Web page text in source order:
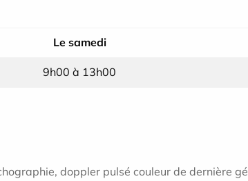
Le samedi
9h00 à 13h00
doppler pulsé couleur de dernière